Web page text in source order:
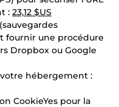
: 23,12 $US
fournir une procédure
Dropbox ou Google
hébergement :
CookieYes pour la